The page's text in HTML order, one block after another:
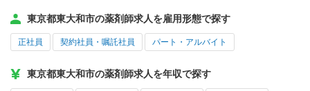
東京都東大和市の薬剤師求人を雇用形態で探す
正社員 契約社員・嘱託社員 パート・アルバイト
東京都東大和市の薬剤師求人を年収で探す